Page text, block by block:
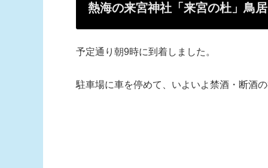
熱海の来宮神社「来宮の杜」鳥居
予定通り朝9時に到着しました。
駐車場に車を停めて、いよいよ禁酒・断酒